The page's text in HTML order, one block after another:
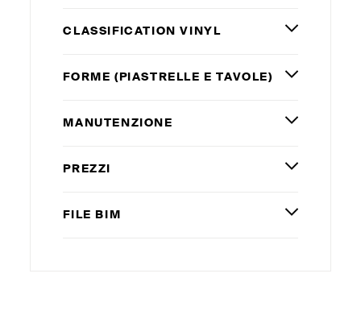
CLASSIFICATION VINYL
FORME (PIASTRELLE E TAVOLE)
MANUTENZIONE
PREZZI
FILE BIM